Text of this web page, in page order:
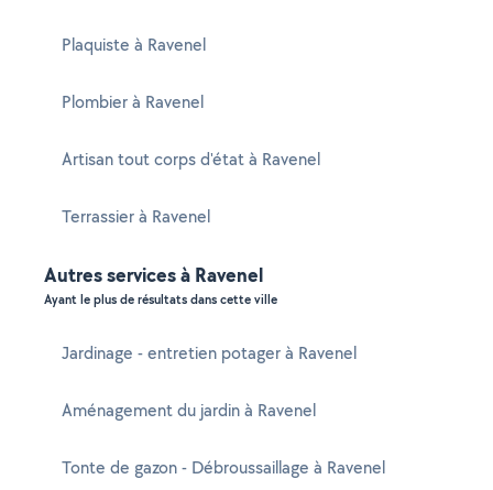
Plaquiste à Ravenel
Plombier à Ravenel
Artisan tout corps d'état à Ravenel
Terrassier à Ravenel
Autres services à Ravenel
Ayant le plus de résultats dans cette ville
Jardinage - entretien potager à Ravenel
Aménagement du jardin à Ravenel
Tonte de gazon - Débroussaillage à Ravenel